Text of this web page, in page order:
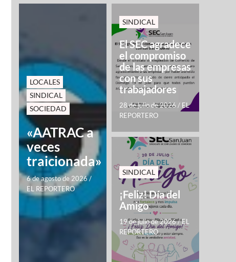
LOCALES
SINDICAL
SOCIEDAD
«AATRAC a
veces
traicionada»
6 de agosto de 2026/
EL REPORTERO
SINDICAL
El SEC agradece
el compromiso
de las empresas
con sus
trabajadores
28 de julio de 2026 / EL
REPORTERO
SINDICAL
¡Feliz! Día del
Amigo
19 de julio de 2026/EL
REPORTERO